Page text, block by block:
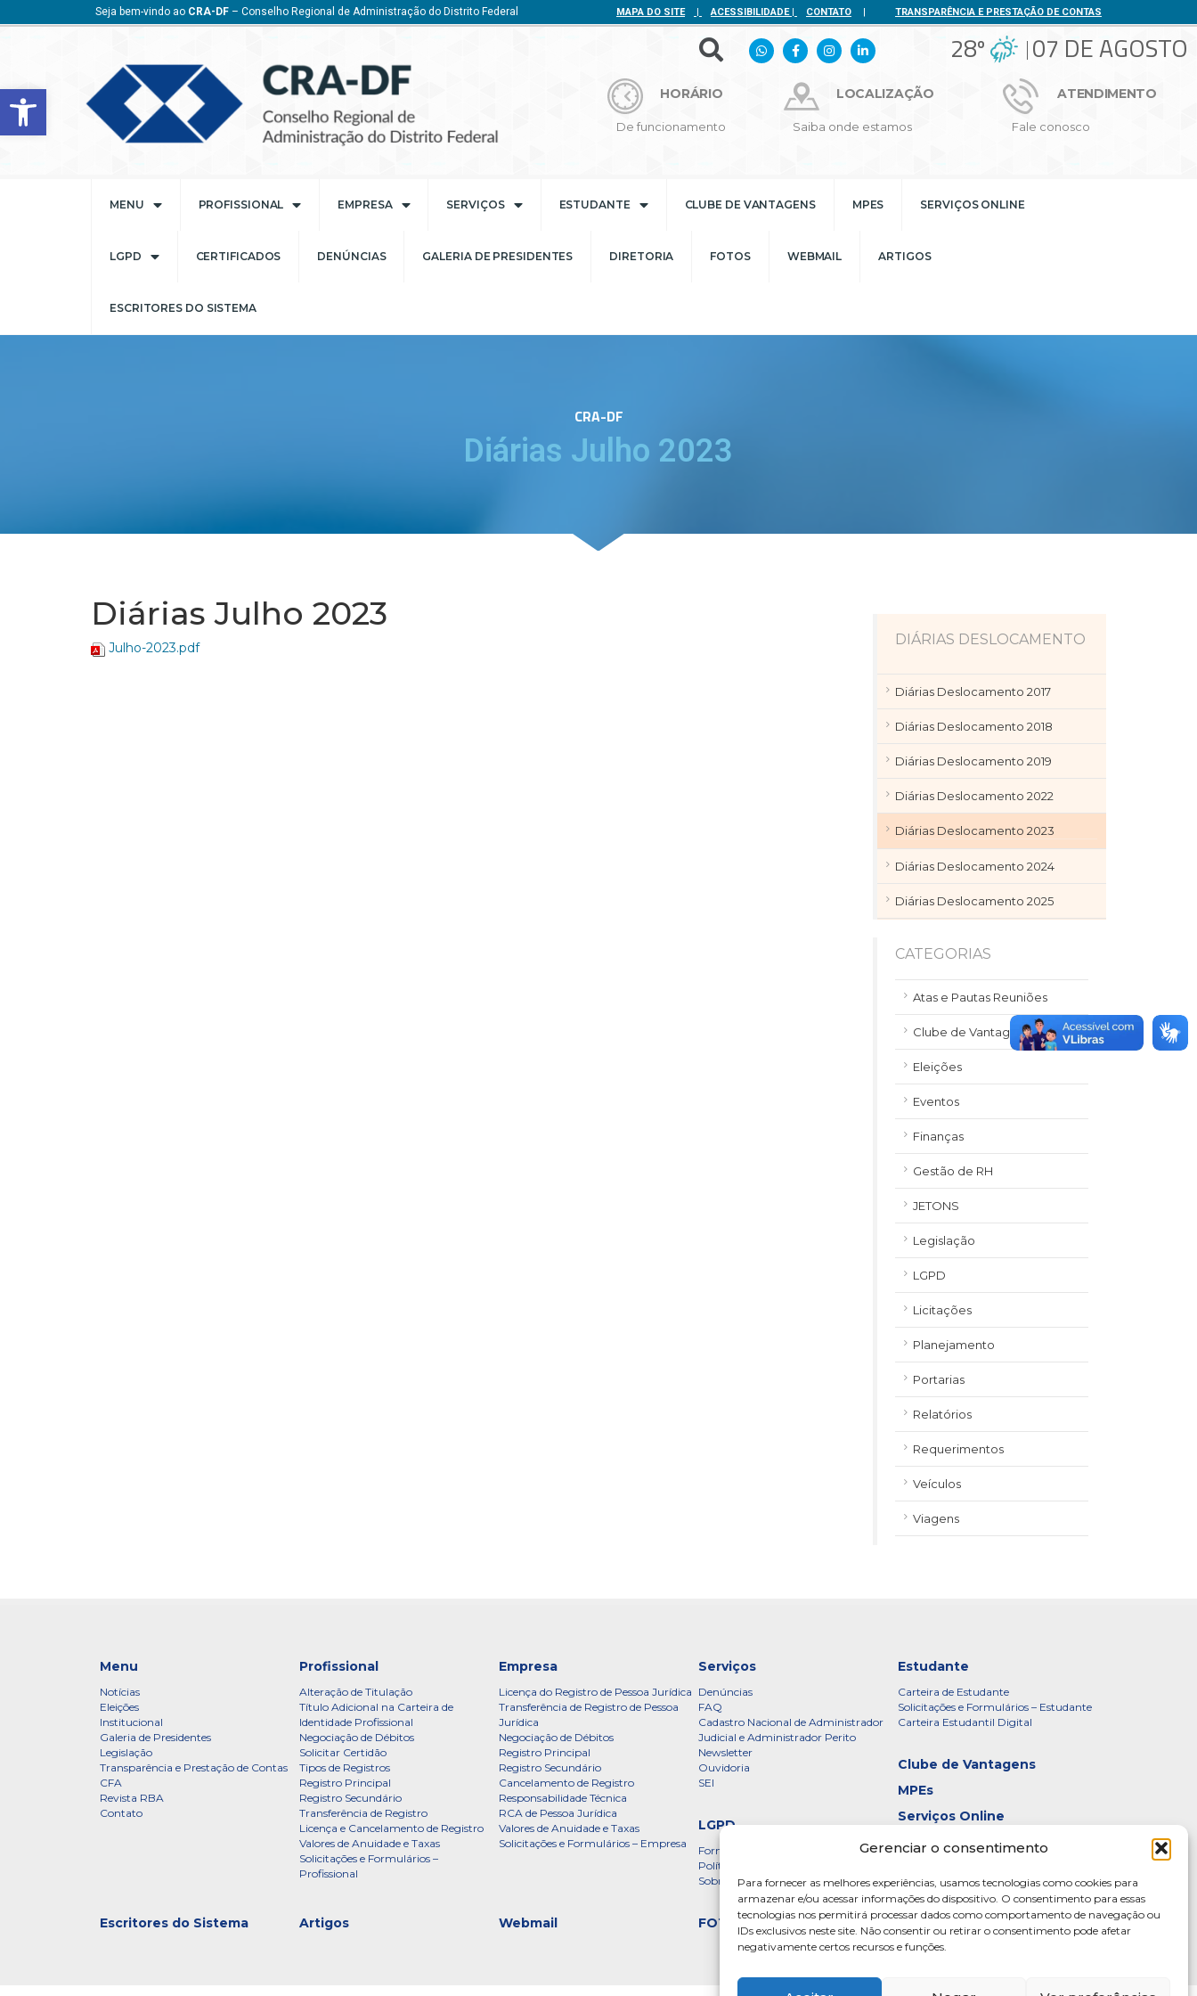
Barra de Ferramentas Aberta
Gerenciar o consentimento
Para fornecer as melhores experiências, usamos tecnologias como cookies para
armazenar e/ou acessar informações do dispositivo. O consentimento para essas
tecnologias nos permitirá processar dados como comportamento de navegação ou
IDs exclusivos neste site. Não consentir ou retirar o consentimento pode afetar
negativamente certos recursos e funções.
Seja bem-vindo ao CRA-DF – Conselho Regional de Administração do Distrito Federal MAPA DO SITE | ACESSIBILIDADE| CONTATO | TRANSPARÊNCIA E PRESTAÇÃO DE CONTAS
28º 07 DE AGOSTO
HORÁRIO
De funcionamento
LOCALIZAÇÃO
Saiba onde estamos
ATENDIMENTO
Fale conosco
MENU PROFISSIONAL EMPRESA SERVIÇOS ESTUDANTE CLUBE DE VANTAGENS MPES SERVIÇOS ONLINE
LGPD CERTIFICADOS DENÚNCIAS GALERIA DE PRESIDENTES DIRETORIA FOTOS WEBMAIL ARTIGOS
ESCRITORES DO SISTEMA
CRA-DF
Diárias Julho 2023
Diárias Julho 2023
Julho-2023.pdf DIÁRIAS DESLOCAMENTO
Diárias Deslocamento 2017
Diárias Deslocamento 2018
Diárias Deslocamento 2019
Diárias Deslocamento 2022
Diárias Deslocamento 2023
Diárias Deslocamento 2024
Diárias Deslocamento 2025
CATEGORIAS
Atas e Pautas Reuniões
Clube de Vantagens
Eleições
Eventos
Finanças
Gestão de RH
JETONS
Legislação
LGPD
Licitações
Planejamento
Portarias
Relatórios
Requerimentos
Veículos
Viagens
Menu
Notícias
Eleições
Institucional
Galeria de Presidentes
Legislação
Transparência e Prestação de Contas
CFA
Revista RBA
Contato
Profissional
Alteração de Titulação
Título Adicional na Carteira de
Identidade Profissional
Negociação de Débitos
Solicitar Certidão
Tipos de Registros
Registro Principal
Registro Secundário
Transferência de Registro
Licença e Cancelamento de Registro
Valores de Anuidade e Taxas
Solicitações e Formulários –
Profissional
Empresa
Licença do Registro de Pessoa Jurídica
Transferência de Registro de Pessoa
Jurídica
Negociação de Débitos
Registro Principal
Registro Secundário
Cancelamento de Registro
Responsabilidade Técnica
RCA de Pessoa Jurídica
Valores de Anuidade e Taxas
Solicitações e Formulários – Empresa
Serviços
Denúncias
FAQ
Cadastro Nacional de Administrador
Judicial e Administrador Perito
Newsletter
Ouvidoria
SEI
Estudante
Carteira de Estudante
Solicitações e Formulários – Estudante
Carteira Estudantil Digital
Clube de Vantagens
MPEs
Serviços Online
LGPD
Formulário
Política de Privacidade – CRADF
Sobre a LGPD
Certificados
Galeria de Presidentes
Diretoria
FOTOS
Webmail
Artigos
Escritores do Sistema